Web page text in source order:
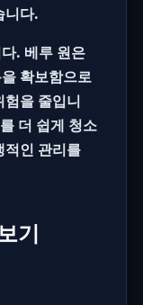
니다.
. 베루 원은
확보함으로
험을 줄입니
더 쉽게 청소
적인 관리를
기